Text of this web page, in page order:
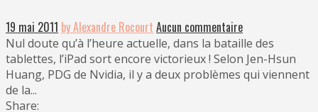
19 mai 2011 by Alexandre Rocourt Aucun commentaire
Nul doute qu’à l’heure actuelle, dans la bataille des
tablettes, l’iPad sort encore victorieux ! Selon Jen-Hsun
Huang, PDG de Nvidia, il y a deux problèmes qui viennent
de la...
Share: